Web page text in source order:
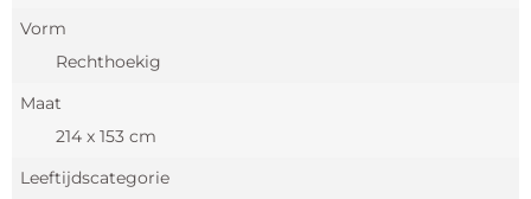
Vorm
Rechthoekig
Maat
214 x 153 cm
Leeftijdscategorie